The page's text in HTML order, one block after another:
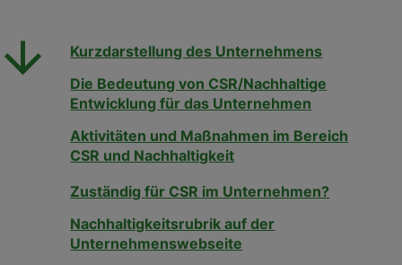
Kurzdarstellung des Unternehmens
Die Bedeutung von CSR/Nachhaltige
Entwicklung für das Unternehmen
Aktivitäten und Maßnahmen im Bereich
CSR und Nachhaltigkeit
Zuständig für CSR im Unternehmen?
Nachhaltigkeitsrubrik auf der
Unternehmenswebseite